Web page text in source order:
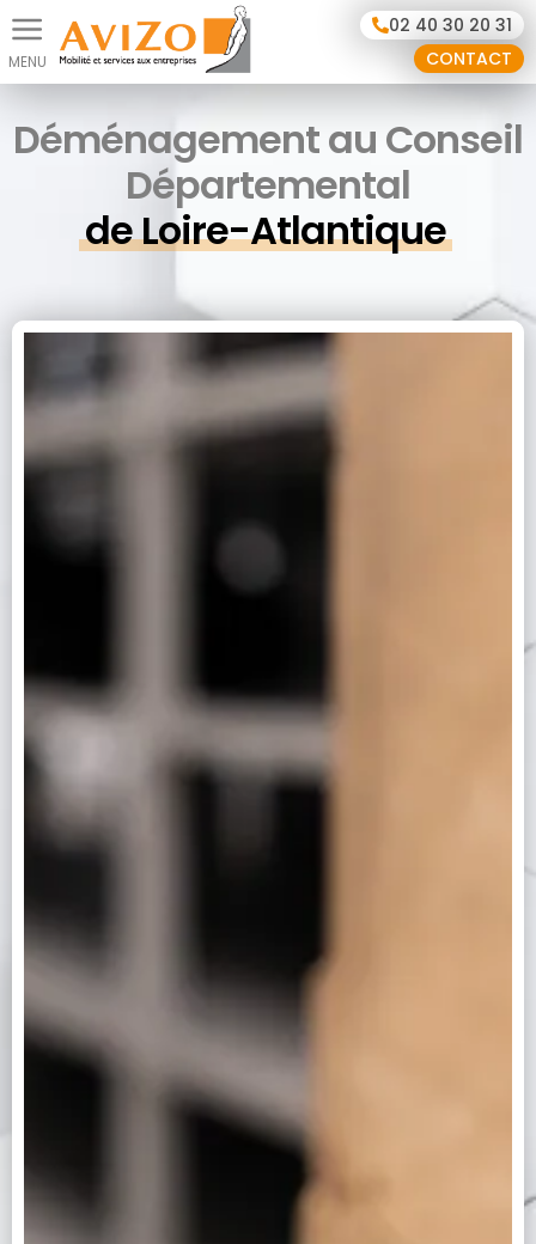
02 40 30 20 31
CONTACT
Déménagement au Conseil
Départemental
de Loire-Atlantique
Panneau de gestion des cookies